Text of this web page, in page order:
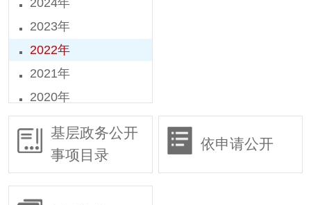
2024年
2023年
2022年
2021年
2020年
2019年
2018年
基层政务公开
事项目录
依申请公开